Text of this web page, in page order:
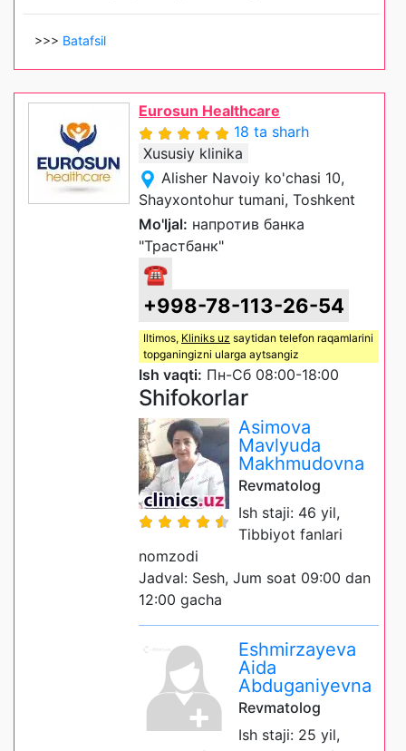
>>> Batafsil
Eurosun Healthcare
18 ta sharh
Xususiy klinika
Alisher Navoiy ko'chasi 10,
Shayxontohur tumani, Toshkent
Mo'ljal: напротив банка
"Трастбанк"
☎
+998-78-113-26-54
Iltimos, Kliniks uz saytidan telefon raqamlarini
topganingizni ularga aytsangiz
Ish vaqti: Пн-Сб 08:00-18:00
Shifokorlar
Asimova
Mavlyuda
Makhmudovna
Revmatolog
Ish staji: 46 yil,
Tibbiyot fanlari
nomzodi
Jadval: Sesh, Jum soat 09:00 dan
12:00 gacha
Eshmirzayeva
Aida
Abduganiyevna
Revmatolog
Ish staji: 25 yil,